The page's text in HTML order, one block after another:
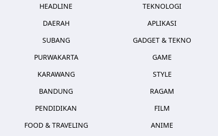
HEADLINE
DAERAH
SUBANG
PURWAKARTA
KARAWANG
BANDUNG
PENDIDIKAN
FOOD & TRAVELING
TEKNOLOGI
APLIKASI
GADGET & TEKNO
GAME
STYLE
RAGAM
FILM
ANIME